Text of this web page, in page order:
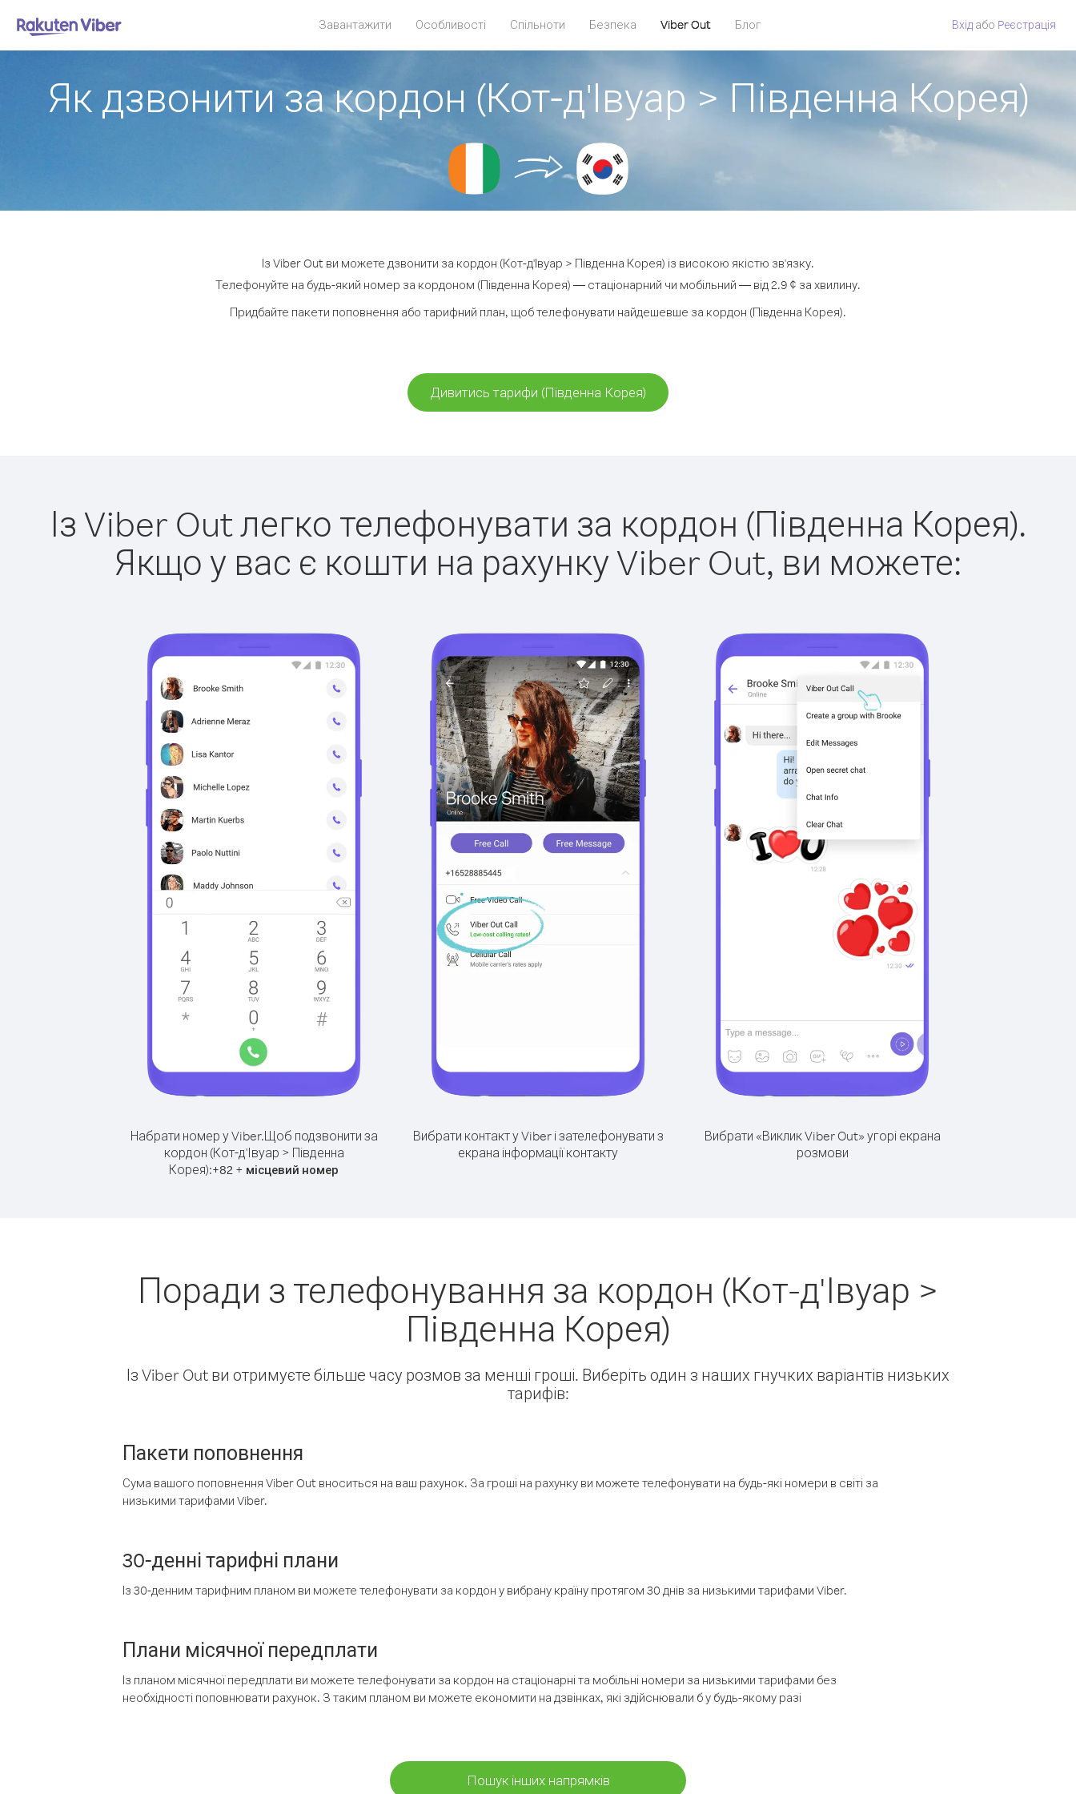
Завантажити Особливості Спільноти Безпека Viber Out Блог Вхід або Pеєстрація
Як дзвонити за кордон (Кот-д'Івуар > Південна Корея)
Із Viber Out ви можете дзвонити за кордон (Кот-д'Івуар > Південна Корея) із високою якістю зв'язку.
Телефонуйте на будь-який номер за кордоном (Південна Корея) — стаціонарний чи мобільний — від 2.9 ¢ за хвилину.
Придбайте пакети поповнення або тарифний план, щоб телефонувати найдешевше за кордон (Південна Корея).
Дивитись тарифи (Південна Корея)
Із Viber Out легко телефонувати за кордон (Південна Корея).
Якщо у вас є кошти на рахунку Viber Out, ви можете:
Набрати номер у Viber.Щоб подзвонити за
кордон (Кот-д'Івуар > Південна
Корея):+82 + місцевий номер
Вибрати контакт у Viber і зателефонувати з
екрана інформації контакту
Вибрати «Виклик Viber Out» угорі екрана
розмови
Поради з телефонування за кордон (Кот-д'Івуар >
Південна Корея)
Із Viber Out ви отримуєте більше часу розмов за менші гроші. Виберіть один з наших гнучких варіантів низьких
тарифів:
Пакети поповнення
Сума вашого поповнення Viber Out вноситься на ваш рахунок. За гроші на рахунку ви можете телефонувати на будь-які номери в світі за
низькими тарифами Viber.
30-денні тарифні плани
Із 30-денним тарифним планом ви можете телефонувати за кордон у вибрану країну протягом 30 днів за низькими тарифами Viber.
Плани місячної передплати
Із планом місячної передплати ви можете телефонувати за кордон на стаціонарні та мобільні номери за низькими тарифами без
необхідності поповнювати рахунок. З таким планом ви можете економити на дзвінках, які здійснювали б у будь-якому разі
Пошук інших напрямків